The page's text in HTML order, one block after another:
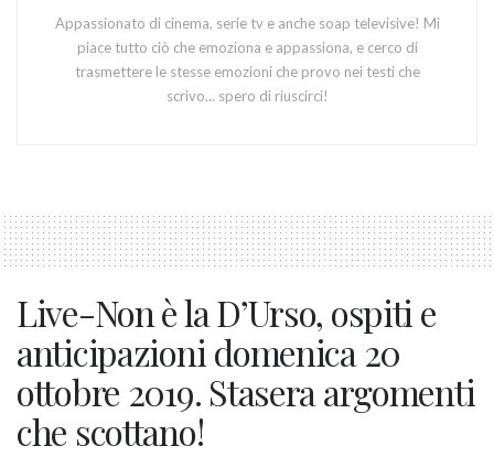
Appassionato di cinema, serie tv e anche soap televisive! Mi
piace tutto ciò che emoziona e appassiona, e cerco di
trasmettere le stesse emozioni che provo nei testi che
scrivo... spero di riuscirci!
Live-Non è la D’Urso, ospiti e
anticipazioni domenica 20
ottobre 2019. Stasera argomenti
che scottano!